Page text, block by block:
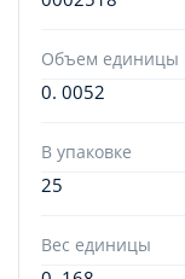
Объем единицы
0. 0052
В упаковке
25
Вес единицы